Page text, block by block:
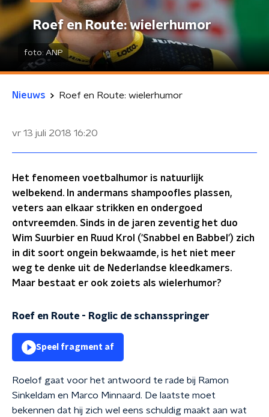
Roef en Route: wielerhumor
foto: ANP
Nieuws Roef en Route: wielerhumor
vr 13 juli 2018 16:20
Het fenomeen voetbalhumor is natuurlijk
welbekend. In andermans shampoofles plassen,
veters aan elkaar strikken en ondergoed
ontvreemden. Sinds in de jaren zeventig het duo
Wim Suurbier en Ruud Krol ('Snabbel en Babbel') zich
in dit soort ongein bekwaamde, is het niet meer
weg te denke uit de Nederlandse kleedkamers.
Maar bestaat er ook zoiets als wielerhumor?
Roef en Route - Roglic de schansspringer
Speel fragment af
Roelof gaat voor het antwoord te rade bij Ramon
Sinkeldam en Marco Minnaard. De laatste moet
bekennen dat hij zich wel eens schuldig maakt aan wat